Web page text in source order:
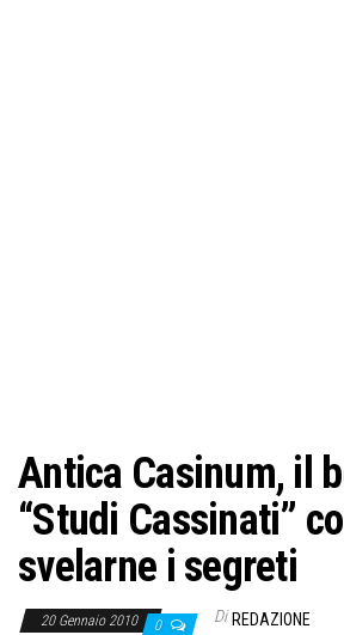
Antica Casinum, il
“Studi Cassinati”
svelarne i segreti
20 Gennaio 2010 0 Di REDAZIONE